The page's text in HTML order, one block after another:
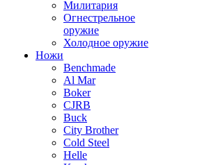
Милитария
Огнестрельное
оружие
Холодное оружие
Ножи
Benchmade
Al Mar
Boker
CJRB
Buck
City Brother
Cold Steel
Helle